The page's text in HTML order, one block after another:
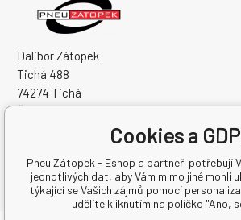
Dalibor Zátopek
Tichá 488
74274 Tichá
Česká Republika
DIČ: CZ7504094994
Cookies a
Pneu Zátopek - Eshop a partneři potřebují
jednotlivých dat, aby Vám mimo jiné mohli
týkající se Vašich zájmů pomocí
udělíte kliknutím na políčko "Ano,